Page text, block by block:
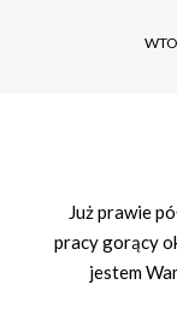
Już prawie
pracy gorący
jestem